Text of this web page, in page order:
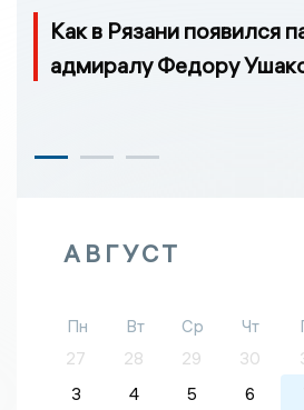
Как в Рязани появился
адмиралу Федору
АВГУСТ
Пн Вт Ср Чт
27
28 29 30
3
4 5 6